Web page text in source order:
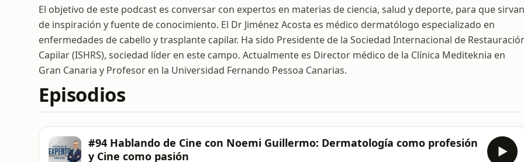
El objetivo de este podcast es conversar con expertos en materias de ciencia, salud y deporte, para que sirvan
de inspiración y fuente de conocimiento. El Dr Jiménez Acosta es médico dermatólogo especializado en
enfermedades de cabello y trasplante capilar. Ha sido Presidente de la Sociedad Internacional de
Capilar (ISHRS), sociedad líder en este campo. Actualmente es Director médico de la Clínica Mediteknia en
Gran Canaria y Profesor en la Universidad Fernando Pessoa Canarias.
Episodios
#94 Hablando de Cine con Noemi Guillermo: Dermatología como profesión
y Cine como pasión